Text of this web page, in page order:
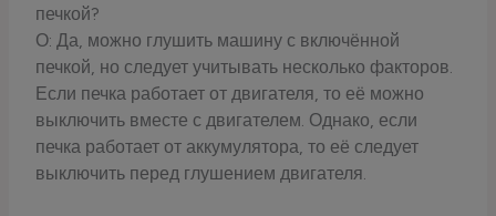
печкой?
О: Да, можно глушить машину с включённой
печкой, но следует учитывать несколько факторов.
Если печка работает от двигателя, то её можно
выключить вместе с двигателем. Однако, если
печка работает от аккумулятора, то её следует
выключить перед глушением двигателя.